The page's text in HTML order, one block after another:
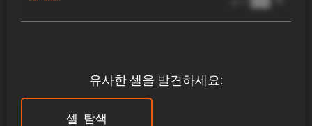
유사한 셀을 발견하세요:
셀 탐색